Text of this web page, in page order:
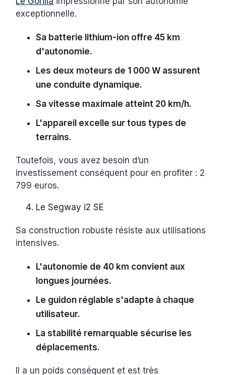
exceptionnelle.
Sa batterie lithium-ion offre 45 km
d'autonomie.
Les deux moteurs de 1 000 W assurent
une conduite dynamique.
Sa vitesse maximale atteint 20 km/h.
L'appareil excelle sur tous types de
terrains.
Toutefois, vous avez besoin d’un
investissement conséquent pour en profiter : 2
799 euros.
Le Segway i2 SE
Sa construction robuste résiste aux utilisations
intensives.
L'autonomie de 40 km convient aux
longues journées.
Le guidon réglable s'adapte à chaque
utilisateur.
La stabilité remarquable sécurise les
déplacements.
Il a un poids conséquent et est très